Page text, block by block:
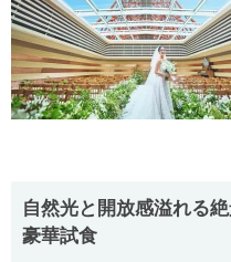
自然光と開放感溢れる
豪華試食